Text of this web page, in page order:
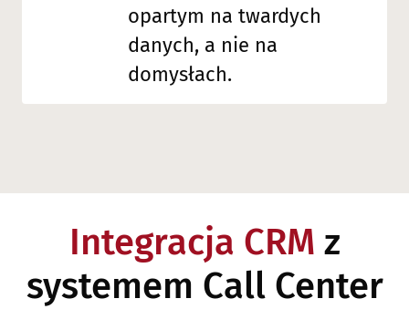
opartym na twardych
danych, a nie na
domysłach.
Integracja CRM z
systemem Call Center